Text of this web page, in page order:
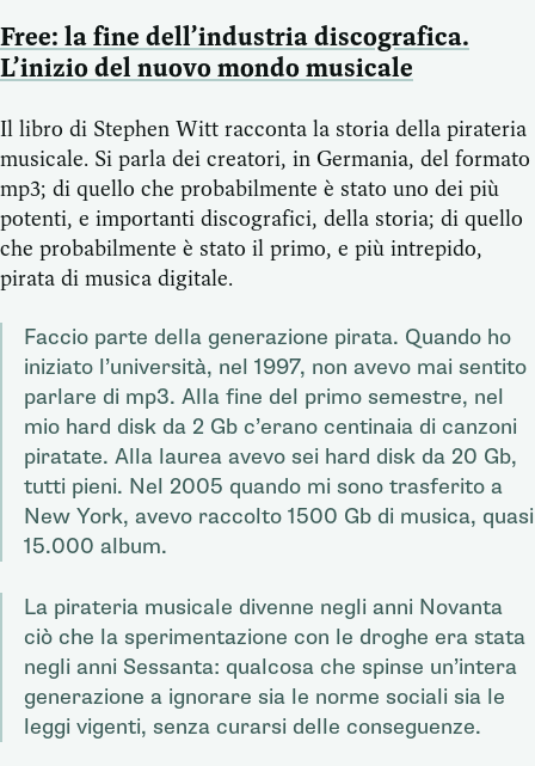
Free: la fine dell’industria discografica.
L’inizio del nuovo mondo musicale
Il libro di Stephen Witt racconta la storia della pirateria
musicale. Si parla dei creatori, in Germania, del formato
mp3; di quello che probabilmente è stato uno dei più
potenti, e importanti discografici, della storia; di quello
che probabilmente è stato il primo, e più intrepido,
pirata di musica digitale.
Faccio parte della generazione pirata. Quando ho
iniziato l’università, nel 1997, non avevo mai sentito
parlare di mp3. Alla fine del primo semestre, nel
mio hard disk da 2 Gb c’erano centinaia di canzoni
piratate. Alla laurea avevo sei hard disk da 20 Gb,
tutti pieni. Nel 2005 quando mi sono trasferito a
New York, avevo raccolto 1500 Gb di musica, quasi
15.000 album.
La pirateria musicale divenne negli anni Novanta
ciò che la sperimentazione con le droghe era stata
negli anni Sessanta: qualcosa che spinse un’intera
generazione a ignorare sia le norme sociali sia le
leggi vigenti, senza curarsi delle conseguenze.